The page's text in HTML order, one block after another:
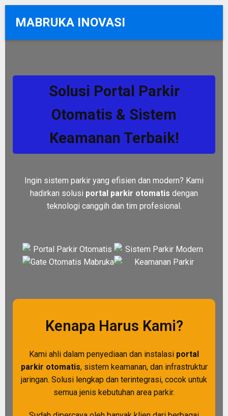
MABRUKA INOVASI
Solusi Portal Parkir
Otomatis & Sistem
Keamanan Terbaik!
Ingin sistem parkir yang efisien dan modern? Kami
hadirkan solusi portal parkir otomatis dengan
teknologi canggih dan tim profesional.
Kenapa Harus Kami?
Kami ahli dalam penyediaan dan instalasi portal
parkir otomatis, sistem keamanan, dan infrastruktur
jaringan. Solusi lengkap dan terintegrasi, cocok untuk
semua jenis kebutuhan area parkir.